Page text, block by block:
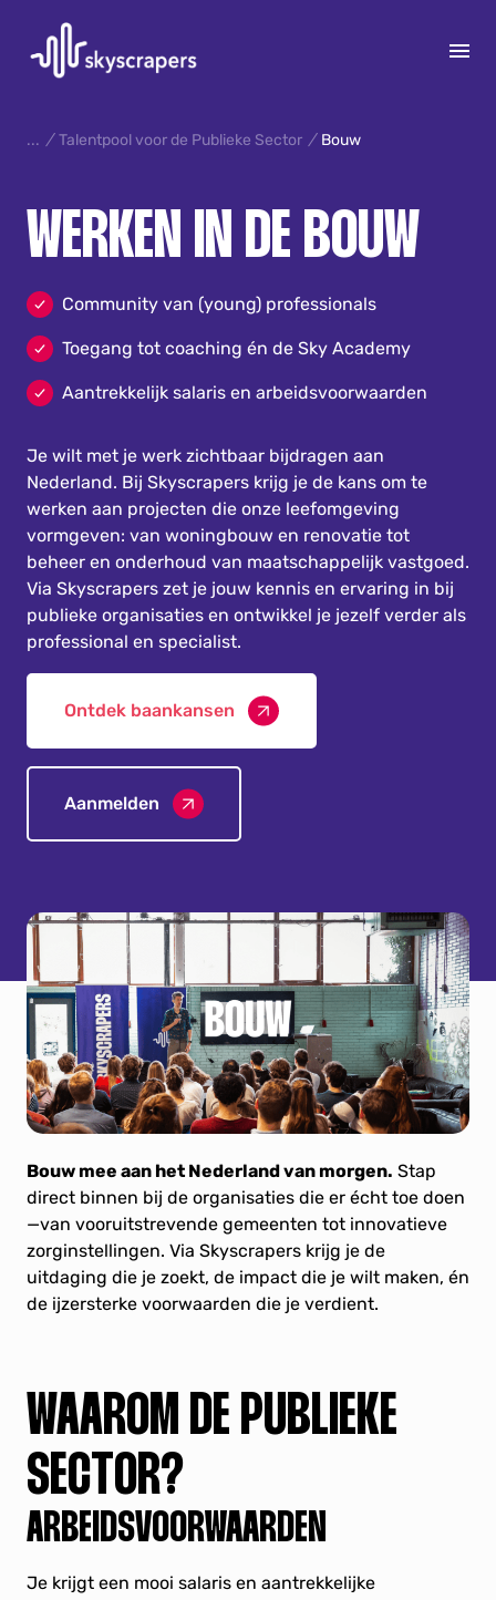
15
/ Talentpool voor de Publieke Sector / Bouw
WERKEN IN DE BOUW
Community van (young) professionals
Toegang tot coaching én de Sky Academy
Aantrekkelijk salaris en arbeidsvoorwaarden
Je wilt met je werk zichtbaar bijdragen aan
Nederland. Bij Skyscrapers krijg je de kans om te
werken aan projecten die onze leefomgeving
vormgeven: van woningbouw en renovatie tot
beheer en onderhoud van maatschappelijk vastgoed.
Via Skyscrapers zet je jouw kennis en ervaring in bij
publieke organisaties en ontwikkel je jezelf verder als
professional en specialist.
Ontdek baankansen
Aanmelden
Bouw mee aan het Nederland van morgen. Stap
direct binnen bij de organisaties die er écht toe doen
—van vooruitstrevende gemeenten tot innovatieve
zorginstellingen. Via Skyscrapers krijg je de
uitdaging die je zoekt, de impact die je wilt maken, én
de ijzersterke voorwaarden die je verdient.
WAAROM DE PUBLIEKE
SECTOR?
ARBEIDSVOORWAARDEN
Je krijgt een mooi salaris en aantrekkelijke